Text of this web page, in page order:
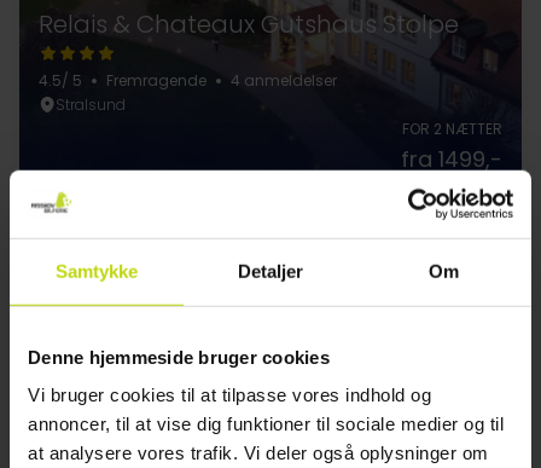
Samtykke Detaljer Om
Denne hjemmeside bruger cookies
Vi bruger cookies til at tilpasse vores indhold og
annoncer, til at vise dig funktioner til sociale medier og til
at analysere vores trafik. Vi deler også oplysninger om
Relais & Chateaux Gutshaus Stolpe
4.5/ 5 Fremragende
4 anmeldelser
Stralsund
FOR 2 NÆTTER
fra 1499,-
1
Hvilke hoteller i Udforsk naturen med en
Cykelferie i Stralsund har værelser til familier
med ét barn?